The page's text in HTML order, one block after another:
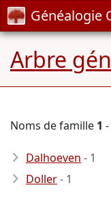
Généalogie
Arbre
Noms de famille 1 -
Dalhoeven - 1
Doller- 1